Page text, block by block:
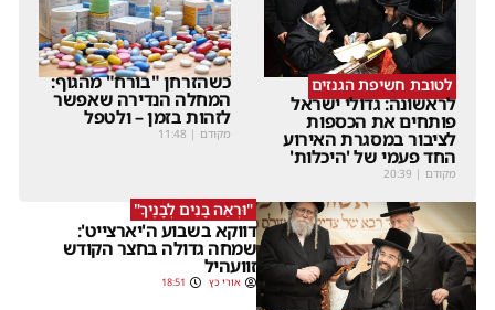
לטובת חשיפת הגנזים
לראשונה: גדולי ישראל
פותחים את הכספות
לציבור במסגרת האירוע
החד פעמי של 'היכלות'
מקודם |
20:39
כשהזרחן "בורח" מהגוף:
המחלה הנדירה שאפשר
לזהות בזמן – ולטפל
מקודם |
11:48
"וּרְאֵה בָנִים לְבָנֶיךָ"
דווקא בשבוע ה'יארצייט':
שמחה גדולה בחצר הקודש
זוועהיל
אורי כץ 18:51